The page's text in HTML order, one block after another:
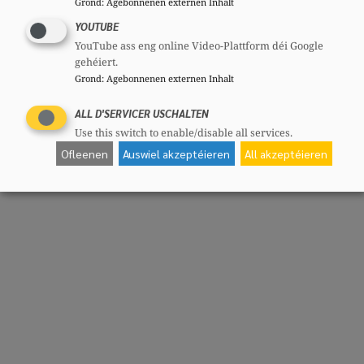
YOUTUBE
YouTube ass eng online Video-Plattform déi Google
gehéiert.
Grond: Agebonnenen externen Inhalt
ALL D'SERVICER USCHALTEN
Use this switch to enable/disable all services.
Ofleenen Auswiel akzeptéieren All akzeptéieren